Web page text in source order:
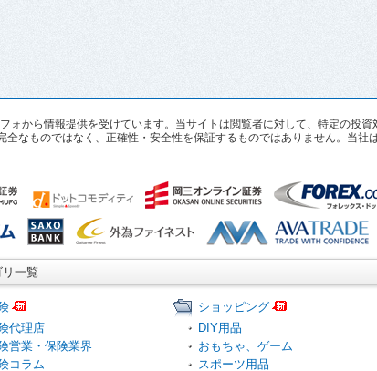
から情報提供を受けています。当サイトは閲覧者に対して、特定の投資
なものではなく、正確性・安全性を保証するものではありません。当社
リ一覧
代理店
営業・保険業界
コラム
ショッピング
DIY用品
おもちゃ、ゲーム
スポーツ用品